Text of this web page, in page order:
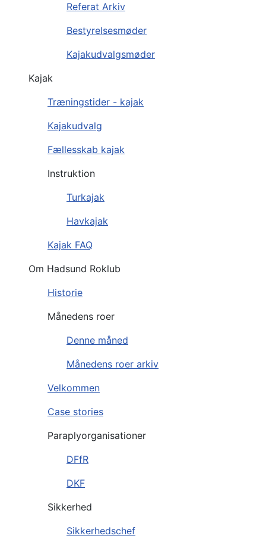
Referat Arkiv
Bestyrelsesmøder
Kajakudvalgsmøder
Kajak
Træningstider - kajak
Kajakudvalg
Fællesskab kajak
Instruktion
Turkajak
Havkajak
Kajak FAQ
Om Hadsund Roklub
Historie
Månedens roer
Denne måned
Månedens roer arkiv
Velkommen
Case stories
Paraplyorganisationer
DFfR
DKF
Sikkerhed
Sikkerhedschef